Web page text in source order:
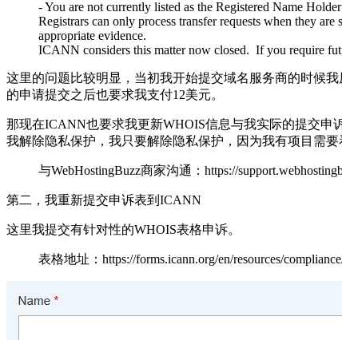
- You are not currently listed as the Registered Name
Registrars can only process transfer requests when they
appropriate evidence.
ICANN considers this matter now closed. If you require
这里的问题比较明显，当初我开始提交域名服务商的时候
的申请提交之后也要求我支付12美元。
那现在ICANN也要求我更新WHOIS信息与我实际的提交
我解除隐私保护，我只要解除隐私保护，因为我有项目需
与WebHostingBuzz商家沟通：https://
第二，我重新提交申诉表到ICANN
这里我提交有针对性的WHOIS表格申诉。
表格地址：https://forms.icann.org/en/resources/